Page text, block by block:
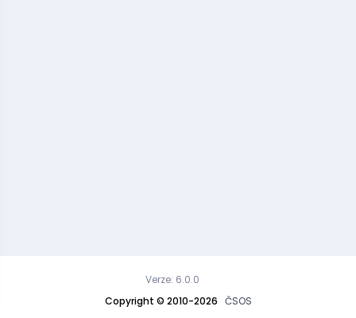
Copyright © 2010-2026 ČSOS
Verze: 6.0.0